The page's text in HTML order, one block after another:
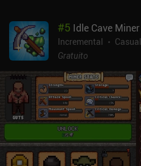
#5 Idle Cave Miner
Incremental
Casual
Gratuito